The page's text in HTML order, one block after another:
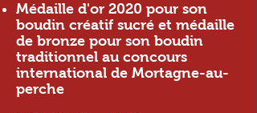
Médaille d'or 2020 pour son
boudin créatif sucré et médaille
de bronze pour son boudin
traditionnel au concours
international de Mortagne-au-
perche